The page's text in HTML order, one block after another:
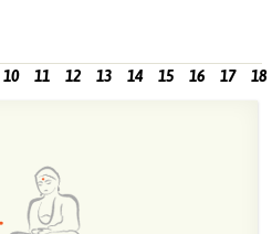
10 11 12 13 14 15 16 17 18